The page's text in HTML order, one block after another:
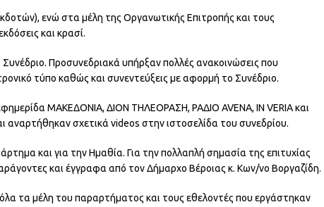
ενώ στα μέλη της Οργανωτικής Επιτροπής και τους
και κρασί.
Προσυνεδριακά υπήρξαν πολλές ανακοινώσεις που
τύπο καθώς και συνεντεύξεις με αφορμή το Συνέδριο.
ΜΑΚΕΔΟΝΙΑ, ΔΙΟΝ ΤΗΛΕΟΡΑΣΗ, ΡΑΔΙΟ AVENA, IN VERIA και
αναρτήθηκαν σχετικά videos στην ιστοσελίδα του συνεδρίου.
και για την Ημαθία. Για την πολλαπλή σημασία της επιτυχίας
και έγγραφα από τον Δήμαρχο Βέροιας κ. Κων/νο Βοργαζίδη.
τα μέλη του παραρτήματος και τους εθελοντές που εργάστηκαν